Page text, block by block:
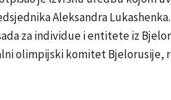
Aleksandra
za individue i entitete iz
olimpijski komitet Bjelorusije,